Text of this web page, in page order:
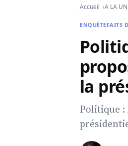
Accueil A LA
ENQUÊTEFAITS
la
Politique :